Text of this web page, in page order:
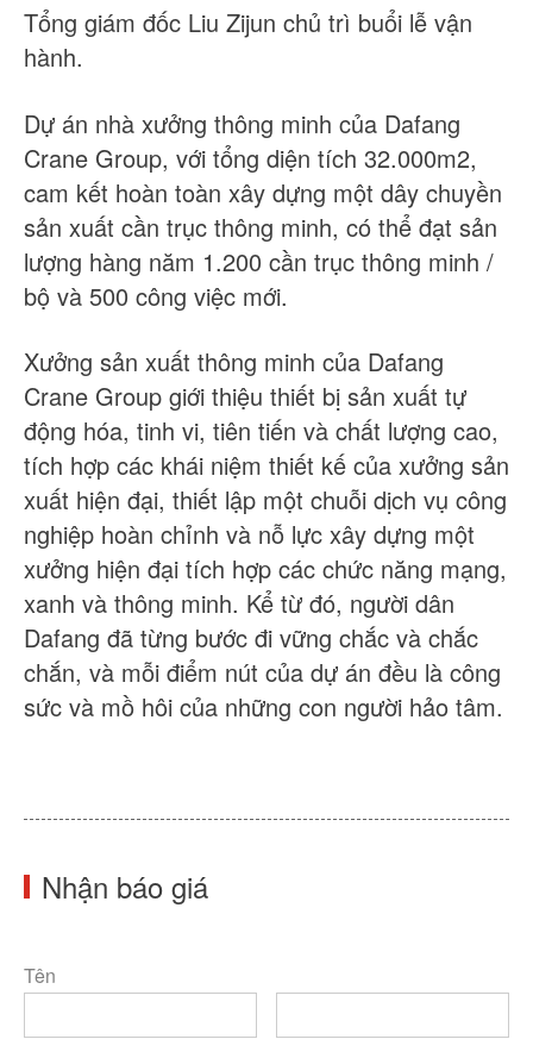
Tổng giám đốc Liu Zijun chủ trì buổi lễ vận
hành.
Dự án nhà xưởng thông minh của Dafang
Crane Group, với tổng diện tích 32.000m2,
cam kết hoàn toàn xây dựng một dây chuyền
sản xuất cần trục thông minh, có thể đạt sản
lượng hàng năm 1.200 cần trục thông minh /
bộ và 500 công việc mới.
Xưởng sản xuất thông minh của Dafang
Crane Group giới thiệu thiết bị sản xuất tự
động hóa, tinh vi, tiên tiến và chất lượng cao,
tích hợp các khái niệm thiết kế của xưởng sản
xuất hiện đại, thiết lập một chuỗi dịch vụ công
nghiệp hoàn chỉnh và nỗ lực xây dựng một
xưởng hiện đại tích hợp các chức năng mạng,
xanh và thông minh. Kể từ đó, người dân
Dafang đã từng bước đi vững chắc và chắc
chắn, và mỗi điểm nút của dự án đều là công
sức và mồ hôi của những con người hảo tâm.
Nhận báo giá
Tên